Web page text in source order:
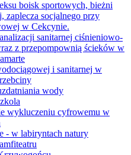
boisk sportowych, bieżni
zaplecza socjalnego przy
w Cekcynie.
sanitarnej ciśnieniowo-
z przepompownią ścieków w
i sanitarnej w
wody
wykluczeniu cyfrowemu w
- w labiryntach natury